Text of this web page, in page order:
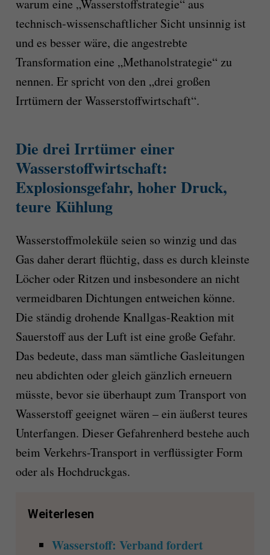
warum eine „Wasserstoffstrategie“ aus
technisch-wissenschaftlicher Sicht unsinnig ist
und es besser wäre, die angestrebte
Transformation eine „Methanolstrategie“ zu
nennen. Er spricht von den „drei großen
Irrtümern der Wasserstoffwirtschaft“.
Die drei Irrtümer einer
Wasserstoffwirtschaft:
Explosionsgefahr, hoher Druck,
teure Kühlung
Wasserstoffmoleküle seien so winzig und das
Gas daher derart flüchtig, dass es durch kleinste
Löcher oder Ritzen und insbesondere an nicht
vermeidbaren Dichtungen entweichen könne.
Die ständig drohende Knallgas-Reaktion mit
Sauerstoff aus der Luft ist eine große Gefahr.
Das bedeute, dass man sämtliche Gasleitungen
neu abdichten oder gleich gänzlich erneuern
müsste, bevor sie überhaupt zum Transport von
Wasserstoff geeignet wären – ein äußerst teures
Unterfangen. Dieser Gefahrenherd bestehe auch
beim Verkehrs-Transport in verflüssigter Form
oder als Hochdruckgas.
Weiterlesen
Wasserstoff: Verband fordert